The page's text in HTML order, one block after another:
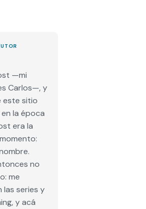
—mi
Carlos—, y
este sitio
la época
era la
no
me
las series y
y acá